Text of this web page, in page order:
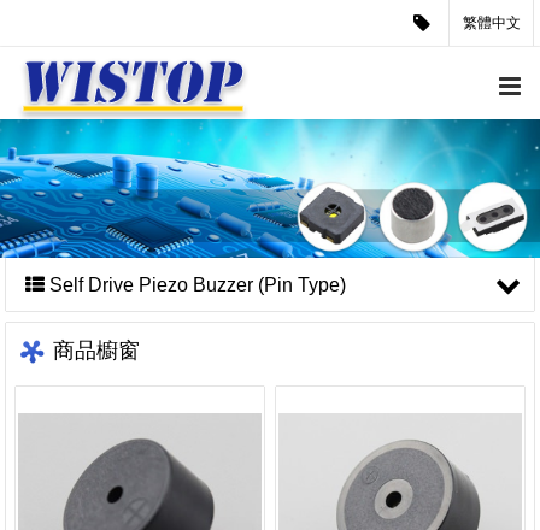
繁體中文
Self Drive Piezo Buzzer (Pin Type)
商品櫥窗